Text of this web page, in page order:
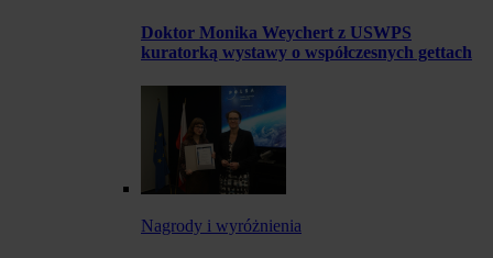
Doktor Monika Weychert z USWPS
kuratorką wystawy o współczesnych gettach
Nagrody i wyróżnienia